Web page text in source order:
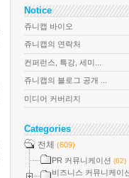
Notice
쥬니캡 바이오
쥬니캡의 연락처
컨퍼런스, 특강, 세미...
쥬니캡의 블로그 공개 ...
미디어 커버리지
Categories
전체 (609)
PR 커뮤니케이션 (62)
비즈니스 커뮤니케이